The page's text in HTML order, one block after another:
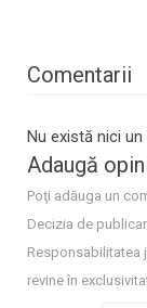
Comentarii
Nu există nici
Adaugă
Poţi adăuga un
Decizia de
Responsabilitatea
revine în